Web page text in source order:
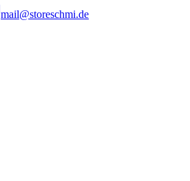
mail@storeschmi.de